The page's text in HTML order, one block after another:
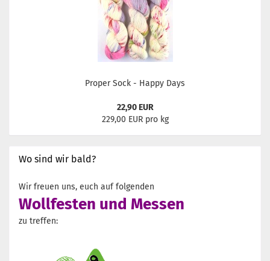
Proper Sock - Happy Days
22,90 EUR
229,00 EUR pro kg
Wo sind wir bald?
Wir freuen uns, euch auf folgenden
Wollfesten und Messen
zu treffen: